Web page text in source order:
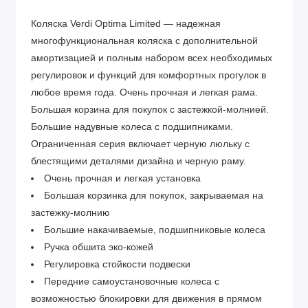
Коляска Verdi Optima Limited — надежная
многофункциональная коляска с дополнительной
амортизацией и полным набором всех необходимых
регулировок и функций для комфортных прогулок в
любое время года. Очень прочная и легкая рама.
Большая корзина для покупок с застежкой-молнией.
Большие надувные колеса с подшипниками.
Ограниченная серия включает черную люльку с
блестящими деталями дизайна и черную раму.
Очень прочная и легкая установка
Большая корзинка для покупок, закрываемая на
застежку-молнию
Большие накачиваемые, подшипниковые колеса
Ручка обшита эко-кожей
Регулировка стойкости подвески
Передние самоустановочные колеса с
возможностью блокировки для движения в прямом